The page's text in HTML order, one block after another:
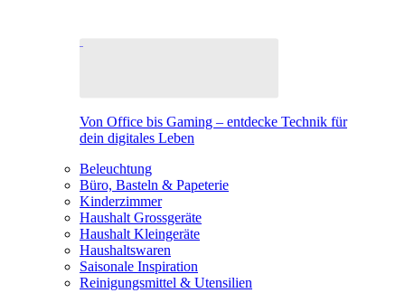
Von Office bis Gaming – entdecke Technik für
dein digitales Leben
Beleuchtung
Büro, Basteln & Papeterie
Kinderzimmer
Haushalt Grossgeräte
Haushalt Kleingeräte
Haushaltswaren
Saisonale Inspiration
Reinigungsmittel & Utensilien